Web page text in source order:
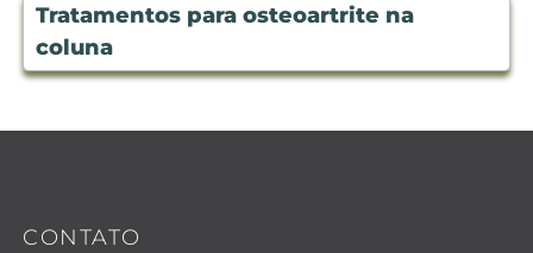
Tratamentos para osteoartrite na
coluna
CONTATO